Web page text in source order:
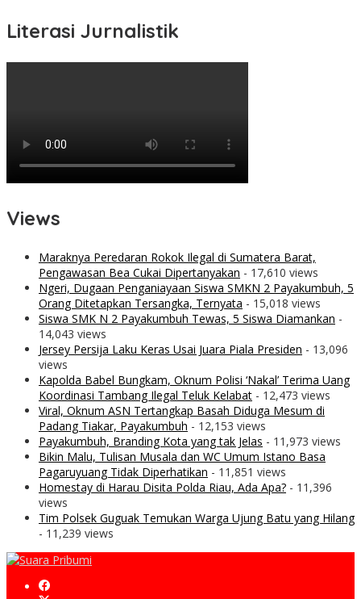
Literasi Jurnalistik
Views
Maraknya Peredaran Rokok Ilegal di Sumatera Barat,
Pengawasan Bea Cukai Dipertanyakan - 17,610 views
Ngeri, Dugaan Penganiayaan Siswa SMKN 2 Payakumbuh, 5
Orang Ditetapkan Tersangka, Ternyata - 15,018 views
Siswa SMK N 2 Payakumbuh Tewas, 5 Siswa Diamankan -
14,043 views
Jersey Persija Laku Keras Usai Juara Piala Presiden - 13,096
views
Kapolda Babel Bungkam, Oknum Polisi ‘Nakal’ Terima Uang
Koordinasi Tambang Ilegal Teluk Kelabat - 12,473 views
Viral, Oknum ASN Tertangkap Basah Diduga Mesum di
Padang Tiakar, Payakumbuh - 12,153 views
Payakumbuh, Branding Kota yang tak Jelas - 11,973 views
Bikin Malu, Tulisan Musala dan WC Umum Istano Basa
Pagaruyuang Tidak Diperhatikan - 11,851 views
Homestay di Harau Disita Polda Riau, Ada Apa? - 11,396
views
Tim Polsek Guguak Temukan Warga Ujung Batu yang Hilang
- 11,239 views